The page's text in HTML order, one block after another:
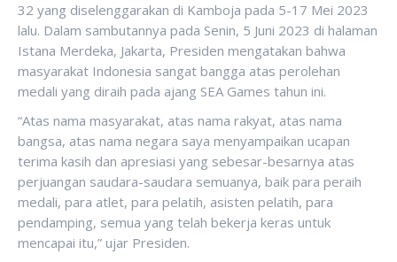
32 yang diselenggarakan di Kamboja pada 5-17 Mei 2023
lalu. Dalam sambutannya pada Senin, 5 Juni 2023 di halaman
Istana Merdeka, Jakarta, Presiden mengatakan bahwa
masyarakat Indonesia sangat bangga atas perolehan
medali yang diraih pada ajang SEA Games tahun ini.
“Atas nama masyarakat, atas nama rakyat, atas nama
bangsa, atas nama negara saya menyampaikan ucapan
terima kasih dan apresiasi yang sebesar-besarnya atas
perjuangan saudara-saudara semuanya, baik para peraih
medali, para atlet, para pelatih, asisten pelatih, para
pendamping, semua yang telah bekerja keras untuk
mencapai itu,” ujar Presiden.